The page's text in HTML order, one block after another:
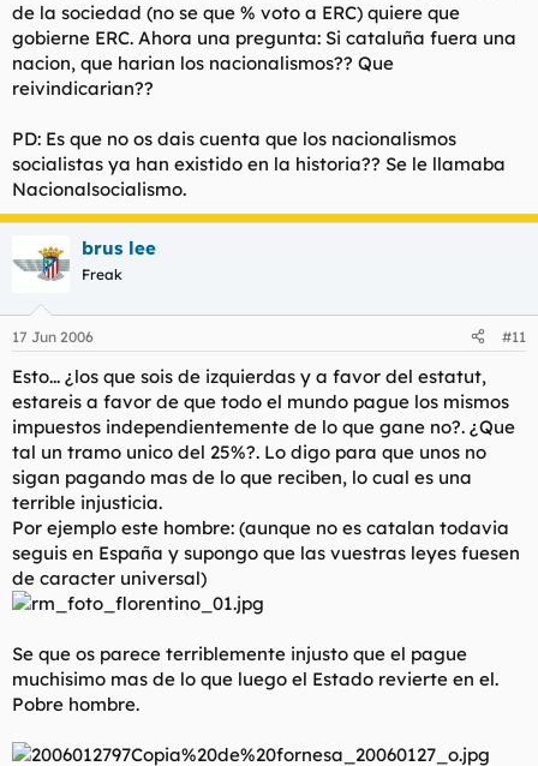
de la sociedad (no se que % voto a ERC) quiere que
gobierne ERC. Ahora una pregunta: Si cataluña fuera una
nacion, que harian los nacionalismos?? Que
reivindicarian??
PD: Es que no os dais cuenta que los nacionalismos
socialistas ya han existido en la historia?? Se le llamaba
Nacionalsocialismo.
brus lee
Freak
17 Jun 2006 #11
Esto... ¿los que sois de izquierdas y a favor del estatut,
estareis a favor de que todo el mundo pague los mismos
impuestos independientemente de lo que gane no?. ¿Que
tal un tramo unico del 25%?. Lo digo para que unos no
sigan pagando mas de lo que reciben, lo cual es una
terrible injusticia.
Por ejemplo este hombre: (aunque no es catalan todavia
seguis en España y supongo que las vuestras leyes fuesen
de caracter universal)
Se que os parece terriblemente injusto que el pague
muchisimo mas de lo que luego el Estado revierte en el.
Pobre hombre.